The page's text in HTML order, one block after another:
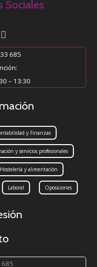
Sociales
685
– 13:30
y Finanzas
y servicios profesionales
Hostelería y alimentación
Laboral Oposiciones
685